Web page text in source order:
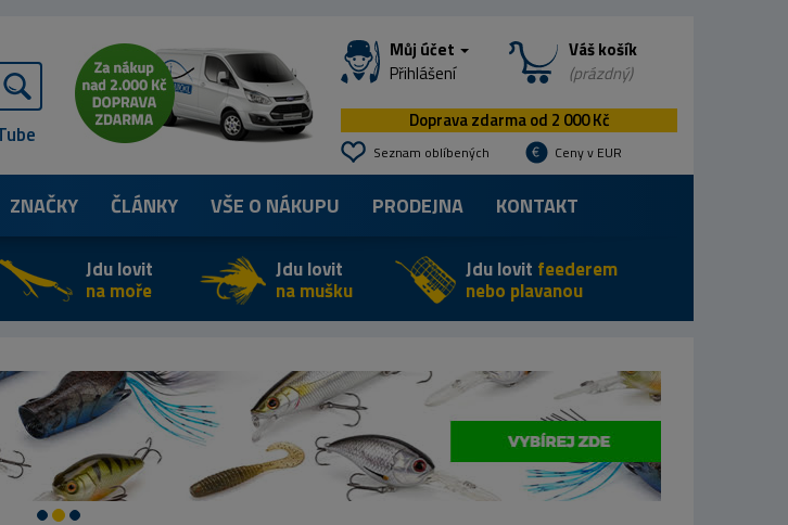
Můj účet
Přihlášení
Váš košík
(prázdný)
Doprava zdarma od 2 000 Kč
Seznam oblíbených Ceny v EUR
ZNAČKY ČLÁNKY VŠE O NÁKUPU PRODEJNA KONTAKT
Jdu lovit
na moře
Jdu lovit
na mušku
Jdu lovit feederem
nebo plavanou